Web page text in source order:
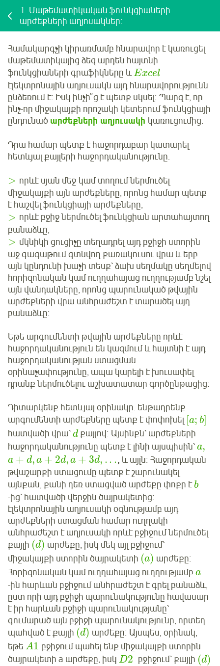
1. Մաթեմատիկական ֆունկցիաների
արժեքների աղյոսակներ։
Համակարգչի կիրառմամբ հնարավոր է կառուցել
մաթեմատիկայից ձեզ արդեն հայտնի
ֆունկցիաների գրաֆիկները ևExcel
էլեկտրոնային աղյուսակն այդ հնարավորությունն
ընձեռում է։ Իսկ ինչի՞ց է պետք սկսել։ Պարզ է, որ
ինչ-որ միջակայքի որոշակի կետերում ֆունկցիայի
ընդունած արժեքների աղյուսակի կառուցումից։
Դրա համար պետք է հաջորդաբար կատարել
հետևյալ քայլերի հաջորդականությունը.
> որևէ սյան մեջ կամ տողում ներմուծել
միջակայքի այն արժեքները, որոնց համար պետք
է հաշվել ֆունկցիայի արժեքները,
> որևէ բջիջ ներմուծել ֆունկցիան արտահայտող
բանաձևը,
> մկնիկի ցուցիչը տեղադրել այդ բջիջի ստորին
աջ գագաթում գտնվող քառակուսու վրա և երբ
այն կընդունի խաչի տեսք՝ ձախ սեղմակը սեղմելով
հորիզոնական կամ ուղղահայաց ուղղությամբ նշել
այն վանդակները, որոնց պարունակած թվային
արժեքների վրա անհրաժեշտ է տարածել այդ
բանաձևը։
Եթե արգումենտի թվային արժեքները որևէ
հաջորդականություն են կազմում և հայտնի է այդ
հաջորդականության ստացման
օրինաչափությունը, ապա կարելի է խուսափել
դրանք ներմուծելու աշխատատար գործընթացից։
Դիտարկենք հետևյալ օրինակը. ենթադրենք
արգումենտի արժեքները պետք է փոփոխել [a; b]
հատվածի վրա՝ dքայլով։ Այսինքն՝ արժեքների
հաջորդականությունը պետք է լինի այսպիսին՝ a,
a + d, a + 2d, a + 3d, . . ., և այլն։ Հաջորդական
թվաշարքի ստացումը պետք է շարունակել
այնքան, քանի դեռ ստացված արժեքը փոքր էb
-ից՝ հատվածի վերջին ծայրակետից։
էլեկտրոնային աղյուսակի օգնությամբ այդ
արժեքների ստացման համար ուղղակի
անհրաժեշտ է աղյուսակի որևէ բջիջում ներմուծել
քայլի (d) արժեքը, իսկ մեկ այլ բջիջում՝
միջակայքի ստորին ծայրակետի (a) արժեքը։
Հորիզոնական կամ ուղղահայաց ուղղությամբ a
-ին հարևան բջիջում անհրաժեշտ է գրել բանաձև,
ըստ որի այդ բջիջի պարունակությունը հավասար
է իր հարևան բջիջի պարունակությանը՝
գումարած այն բջիջի պարունակությունը, որտեղ
պահված է քայլի (d) արժեքը։ Այսպես, օրինակ,
եթե A1 բջիջում պահել ենք միջակայքի ստորին
ծայրակետի a արժեքը, իսկ D2 բջիջում՝ քայլի (d)